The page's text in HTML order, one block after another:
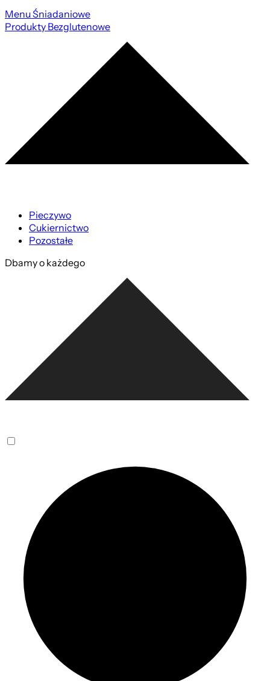
Menu Śniadaniowe
Produkty Bezglutenowe
Pieczywo
Cukiernictwo
Pozostałe
Dbamy o każdego